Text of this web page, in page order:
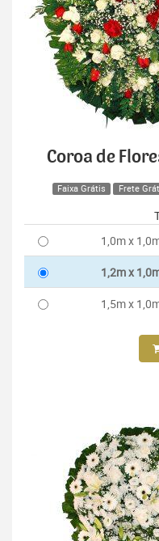
Coroa de
Faixa Grátis Frete
1,0m x
1,2m x
1,5m x